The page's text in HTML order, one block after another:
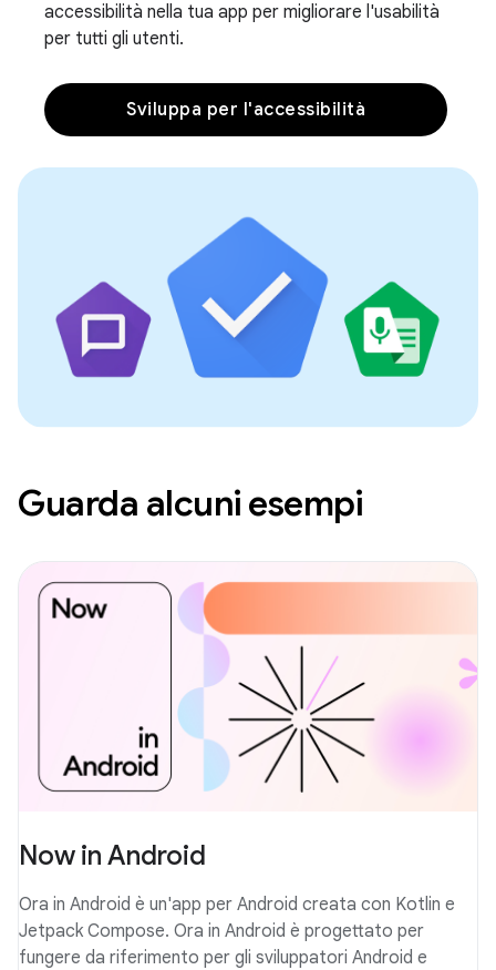
accessibilità nella tua app per migliorare l'usabilità
per tutti gli utenti.
Sviluppa per l'accessibilità
Guarda alcuni esempi
Now in Android
Ora in Android è un'app per Android creata con Kotlin e
Jetpack Compose. Ora in Android è progettato per
fungere da riferimento per gli sviluppatori Android e